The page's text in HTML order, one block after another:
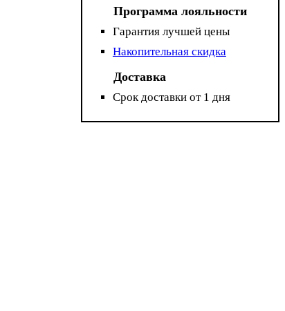
Программа лояльности
Гарантия лучшей цены
Накопительная скидка
Доставка
Срок доставки от 1 дня